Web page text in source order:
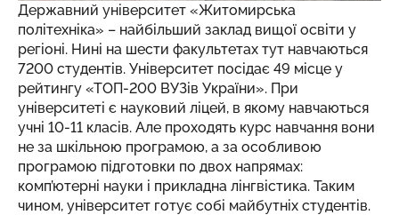
Державний університет «Житомирська
політехніка» – найбільший заклад вищої освіти у
регіоні. Нині на шести факультетах тут навчаються
7200 студентів. Університет посідає 49 місце у
рейтингу «ТОП-200 ВУЗів України». При
університеті є науковий ліцей, в якому навчаються
учні 10-11 класів. Але проходять курс навчання вони
не за шкільною програмою, а за особливою
програмою підготовки по двох напрямах:
комп’ютерні науки і прикладна лінгвістика. Таким
чином, університет готує собі майбутніх студентів.